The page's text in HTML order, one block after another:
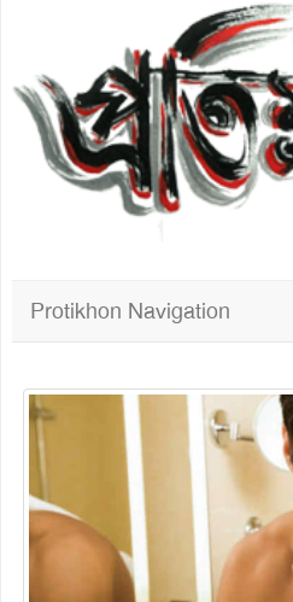
Protikhon Navigation